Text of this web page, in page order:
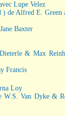
Lupe Velez
de Alfred E. Green
Baxter
& Max
Francis
Loy
Van Dyke &